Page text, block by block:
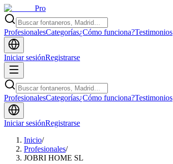
Pro
ProfesionalesCategorías¿Cómo funciona?Testimonios
Iniciar sesiónRegistrarse
ProfesionalesCategorías¿Cómo funciona?Testimonios
Iniciar sesiónRegistrarse
Inicio/
Profesionales/
JOBRI HOME SL